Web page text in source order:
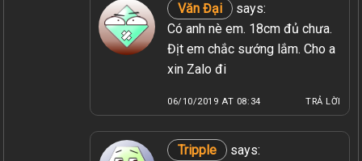
Văn Đại
says:
Có anh nè em. 18cm đủ chưa.
Địt em chắc sướng lắm. Cho a
xin Zalo đi
06/10/2019 AT 08:34 TRẢ LỜI
Tripple
says: